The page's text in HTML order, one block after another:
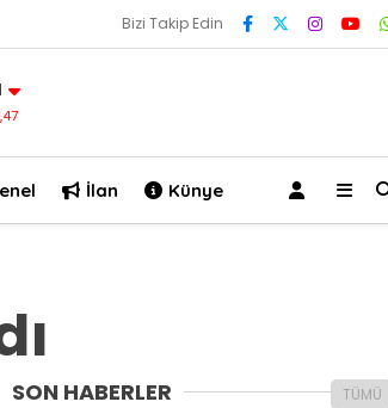
Bizi Takip Edin
İlan Künye
SON HABERLER TÜMÜ